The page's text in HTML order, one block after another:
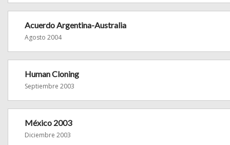
Acuerdo Argentina-Australia
Agosto 2004
Human Cloning
Septiembre 2003
México 2003
Diciembre 2003